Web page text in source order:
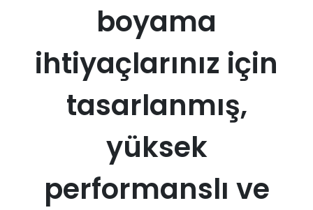
boyama
ihtiyaçlarınız için
tasarlanmış,
yüksek
performanslı ve